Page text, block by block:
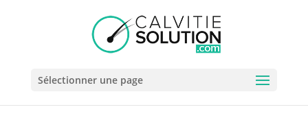
Sélectionner une page